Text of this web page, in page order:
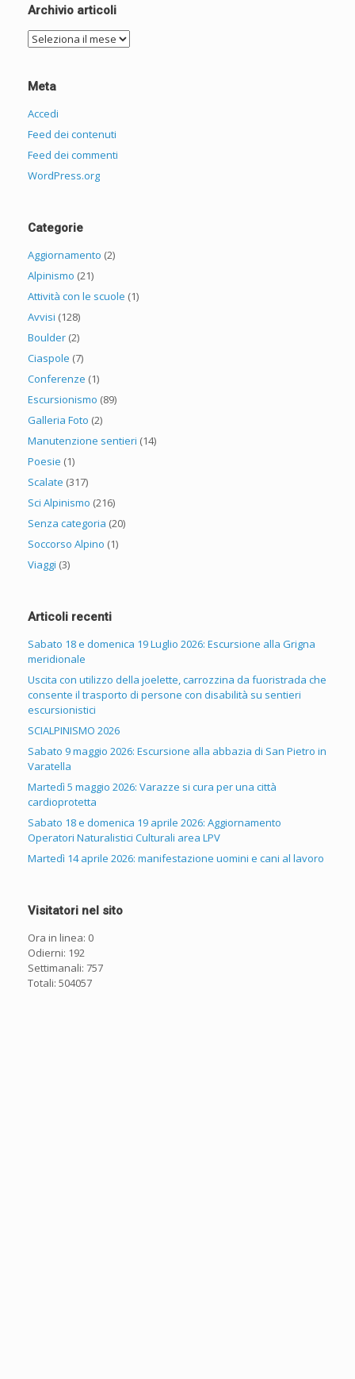
Archivio articoli
Archivio
articoli
Meta
Accedi
Feed dei contenuti
Feed dei commenti
WordPress.org
Categorie
Aggiornamento (2)
Alpinismo (21)
Attività con le scuole (1)
Avvisi (128)
Boulder (2)
Ciaspole (7)
Conferenze (1)
Escursionismo (89)
Galleria Foto (2)
Manutenzione sentieri (14)
Poesie (1)
Scalate (317)
Sci Alpinismo (216)
Senza categoria (20)
Soccorso Alpino (1)
Viaggi (3)
Articoli recenti
Sabato 18 e domenica 19 Luglio 2026: Escursione alla Grigna
meridionale
Uscita con utilizzo della joelette, carrozzina da fuoristrada che
consente il trasporto di persone con disabilità su sentieri
escursionistici
SCIALPINISMO 2026
Sabato 9 maggio 2026: Escursione alla abbazia di San Pietro in
Varatella
Martedì 5 maggio 2026: Varazze si cura per una città
cardioprotetta
Sabato 18 e domenica 19 aprile 2026: Aggiornamento
Operatori Naturalistici Culturali area LPV
Martedì 14 aprile 2026: manifestazione uomini e cani al lavoro
Visitatori nel sito
Ora in linea: 0
Odierni: 192
Settimanali: 757
Totali: 504057